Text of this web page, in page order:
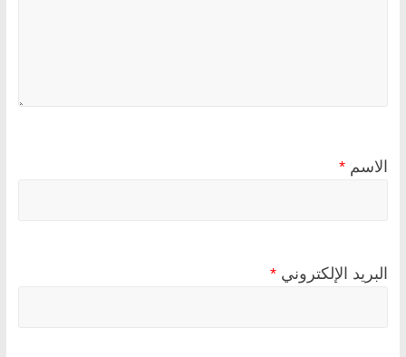
الاسم *
البريد الإلكتروني *